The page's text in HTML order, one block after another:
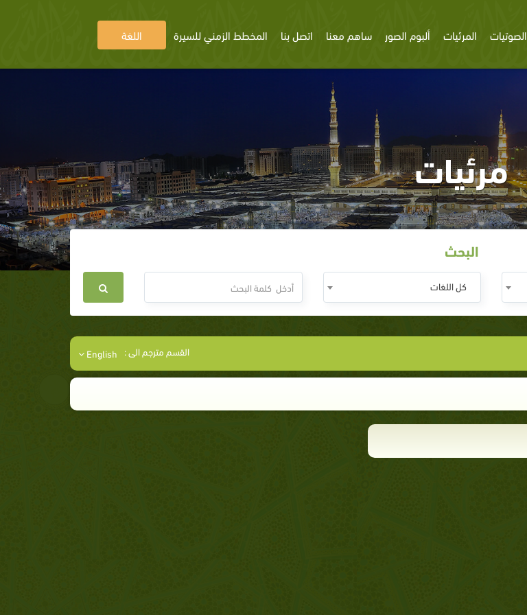
الصوتيات المرئيات ألبوم الصور ساهم معنا اتصل بنا المخطط الزمني للسيرة اللغة
مرئيات
البحث
كل اللغات
القسم مترجم الى : English